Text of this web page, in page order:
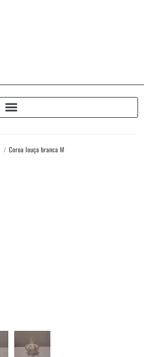
/ Coroa louça branca M